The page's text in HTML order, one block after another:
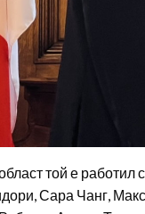
той е
Сара Чанг,